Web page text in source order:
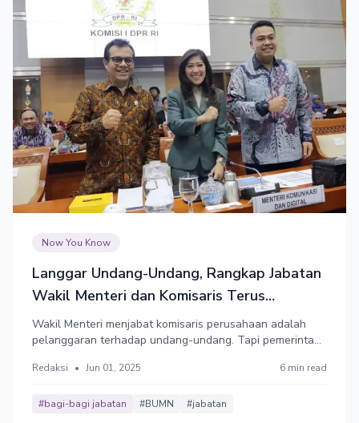
Now You Know
Langgar Undang-Undang, Rangkap Jabatan
Wakil Menteri dan Komisaris Terus
Berlanjut
Wakil Menteri menjabat komisaris perusahaan adalah
pelanggaran terhadap undang-undang. Tapi pemerintah
menjalankan praktik ini.
Redaksi • Jun 01, 2025 6 min read
#bagi-bagi jabatan #BUMN #jabatan